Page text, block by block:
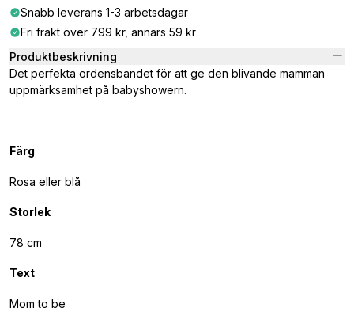
Snabb leverans 1-3 arbetsdagar
Fri frakt över 799 kr, annars 59 kr
Produktbeskrivning
Det perfekta ordensbandet för att ge den blivande mamman
uppmärksamhet på babyshowern.
Färg
Rosa eller blå
Storlek
78 cm
Text
Mom to be